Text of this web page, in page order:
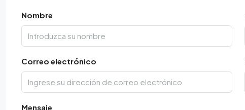
Nombre
Correo electrónico
Mensaje